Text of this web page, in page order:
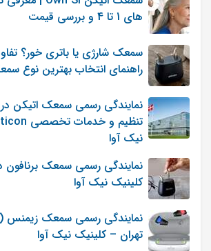
دقیقی انجام دهد و
محمدرضا خانی
ارسال شده در : شنبه 26 آبان 1403
عرض ادب و احترام حدود یکماهیست که
عفونت نداره ولی برای تست شنوایی
های 1 تا 4 و بررسی قیمت
سمعک شارژی یا باتری خور؟
راهنمای انتخاب بهترین نوع
نمایندگی رسمی سمعک اتیکن
نیک آوا
نمایندگی رسمی سمعک برنافون
کلینیک نیک آوا
نمایندگی رسمی سمعک زیمنس
تهران – کلینیک نیک آوا